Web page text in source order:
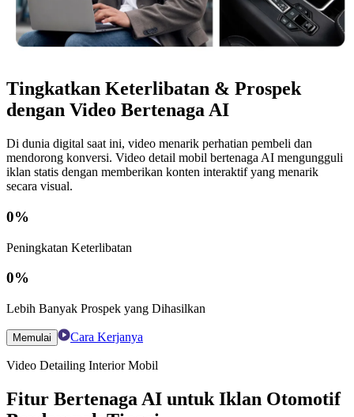
Tingkatkan Keterlibatan & Prospek
dengan Video Bertenaga AI
Di dunia digital saat ini, video menarik perhatian pembeli dan
mendorong konversi. Video detail mobil bertenaga AI mengungguli
iklan statis dengan memberikan konten interaktif yang menarik
secara visual.
0%
Peningkatan Keterlibatan
0%
Lebih Banyak Prospek yang Dihasilkan
Memulai Cara Kerjanya
Video Detailing Interior Mobil
Fitur Bertenaga AI untuk Iklan Otomotif